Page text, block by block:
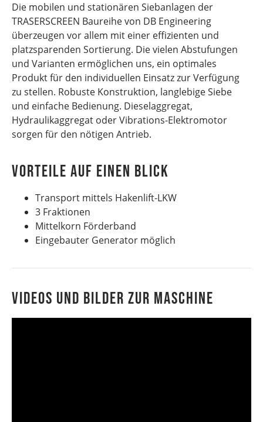
Die mobilen und stationären Siebanlagen der
TRASERSCREEN Baureihe von DB Engineering
überzeugen vor allem mit einer effizienten und
platzsparenden Sortierung. Die vielen Abstufungen
und Varianten ermöglichen uns, ein optimales
Produkt für den individuellen Einsatz zur Verfügung
zu stellen. Robuste Konstruktion, langlebige Siebe
und einfache Bedienung. Dieselaggregat,
Hydraulikaggregat oder Vibrations-Elektromotor
sorgen für den nötigen Antrieb.
VORTEILE AUF EINEN BLICK
Transport mittels Hakenlift-LKW
3 Fraktionen
Mittelkorn Förderband
Eingebauter Generator möglich
Videos und Bilder zur Maschine